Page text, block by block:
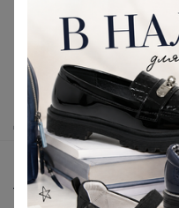
Как здесь все устроено?
Как сделать заказ?
Как получить?
Доставка
Шоурумы
Торговые марки